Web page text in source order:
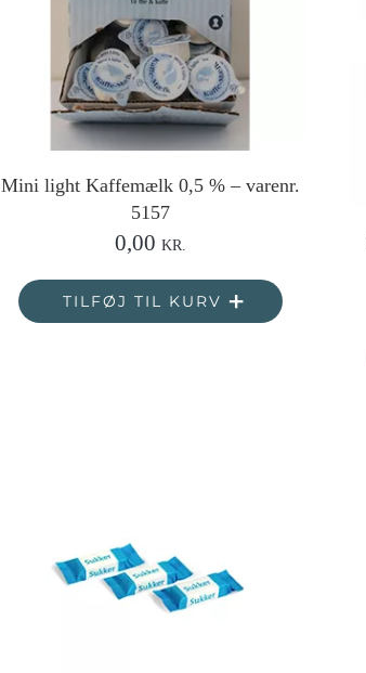
Mini light Kaffemælk 0,5 % – varenr.
5157
0,00 KR.
TILFØJ TIL KURV